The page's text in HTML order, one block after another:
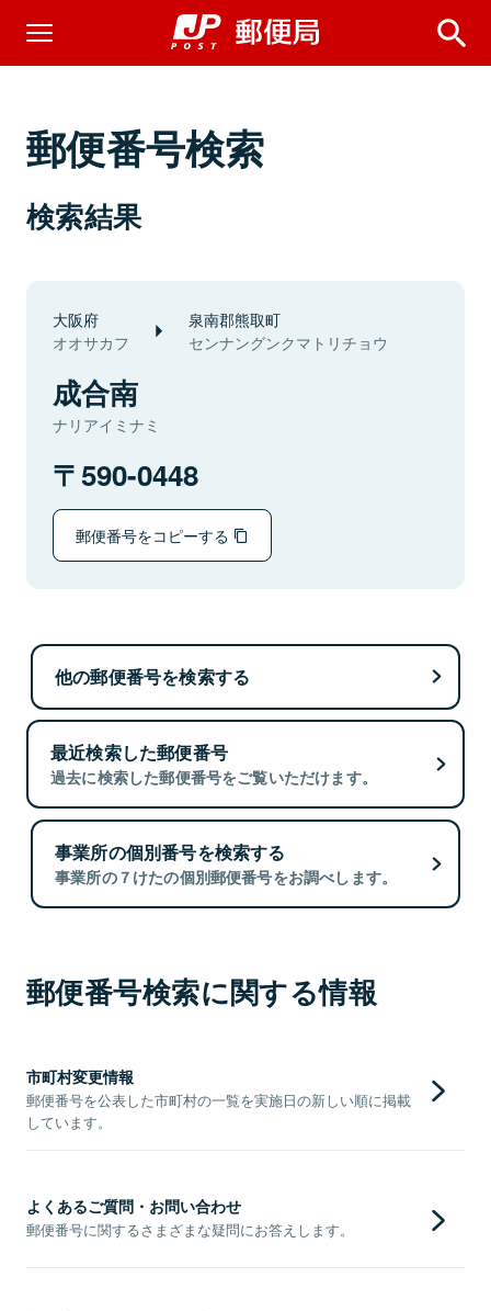
郵便番号検索
検索結果
大阪府
オオサカフ
泉南郡熊取町
センナングンクマトリチョウ
成合南
ナリアイミナミ
590-0448
郵便番号をコピーする
他の郵便番号を検索する
最近検索した郵便番号
過去に検索した郵便番号をご覧いただけます。
事業所の個別番号を検索する
事業所の７けたの個別郵便番号をお調べします。
郵便番号検索に関する情報
市町村変更情報
郵便番号を公表した市町村の一覧を実施日の新しい順に掲載
しています。
よくあるご質問・お問い合わせ
郵便番号に関するさまざまな疑問にお答えします。